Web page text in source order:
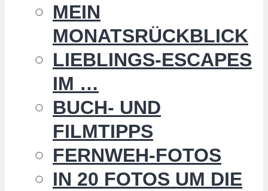
MEIN
MONATSRÜCKBLICK
LIEBLINGS-ESCAPES
IM …
BUCH- UND
FILMTIPPS
FERNWEH-FOTOS
IN 20 FOTOS UM DIE